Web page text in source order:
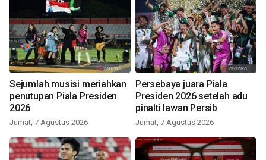
Sejumlah musisi meriahkan
penutupan Piala Presiden
2026
Jumat, 7 Agustus 2026
Persebaya juara Piala
Presiden 2026 setelah adu
pinalti lawan Persib
Jumat, 7 Agustus 2026